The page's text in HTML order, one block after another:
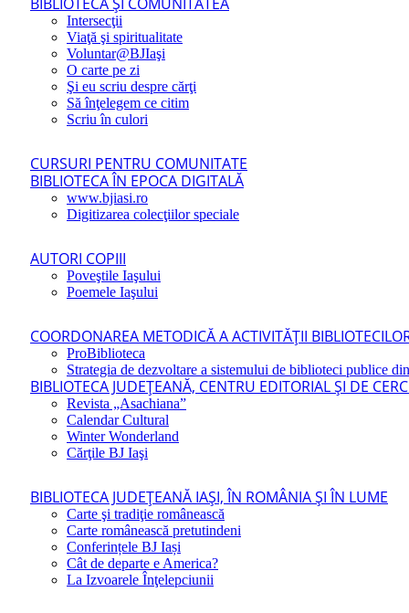
Intersecţii
Viaţă şi spiritualitate
Voluntar@BJIaşi
O carte pe zi
Şi eu scriu despre cărţi
Să înţelegem ce citim
Scriu în culori
CURSURI PENTRU COMUNITATE
BIBLIOTECA ÎN EPOCA DIGITALĂ
www.bjiasi.ro
Digitizarea colecţiilor speciale
AUTORI COPIII
Poveştile Iaşului
Poemele Iaşului
COORDONAREA METODICĂ A ACTIVITĂŢII
ProBiblioteca
Strategia de dezvoltare a sistemului de biblioteci publice
BIBLIOTECA JUDEŢEANĂ, CENTRU EDITORIAL ŞI DE
Revista „Asachiana”
Calendar Cultural
Winter Wonderland
Cărţile BJ Iaşi
BIBLIOTECA JUDEŢEANĂ IAŞI, ÎN ROMÂNIA ŞI ÎN LUME
Carte şi tradiţie românească
Carte românească pretutindeni
Conferințele BJ Iași
Cât de departe e America?
La Izvoarele Înţelepciunii